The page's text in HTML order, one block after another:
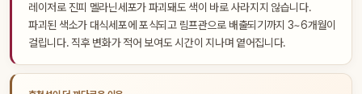
레이저로 진피 멜라닌세포가 파괴돼도 색이 바로 사라지지 않습니다.
파괴된 색소가 대식세포에 포식되고 림프관으로 배출되기까지 3~6개월이
걸립니다. 직후 변화가 적어 보여도 시간이 지나며 옅어집니다.